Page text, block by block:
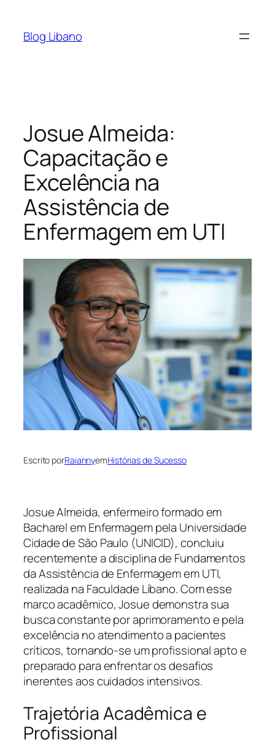
Blog Libano
Josue Almeida:
Capacitação e
Excelência na
Assistência de
Enfermagem em UTI
Escrito porRaiannyemHistórias de Sucesso
Josue Almeida, enfermeiro formado em
Bacharel em Enfermagem pela Universidade
Cidade de São Paulo (UNICID), concluiu
recentemente a disciplina de Fundamentos
da Assistência de Enfermagem em UTI,
realizada na Faculdade Líbano. Com esse
marco acadêmico, Josue demonstra sua
busca constante por aprimoramento e pela
excelência no atendimento a pacientes
críticos, tornando-se um profissional apto e
preparado para enfrentar os desafios
inerentes aos cuidados intensivos.
Trajetória Acadêmica e
Profissional